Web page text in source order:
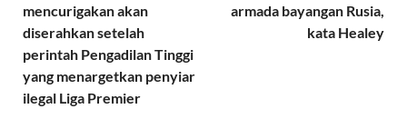
mencurigakan akan
diserahkan setelah
perintah Pengadilan Tinggi
yang menargetkan penyiar
ilegal Liga Premier
armada bayangan Rusia,
kata Healey